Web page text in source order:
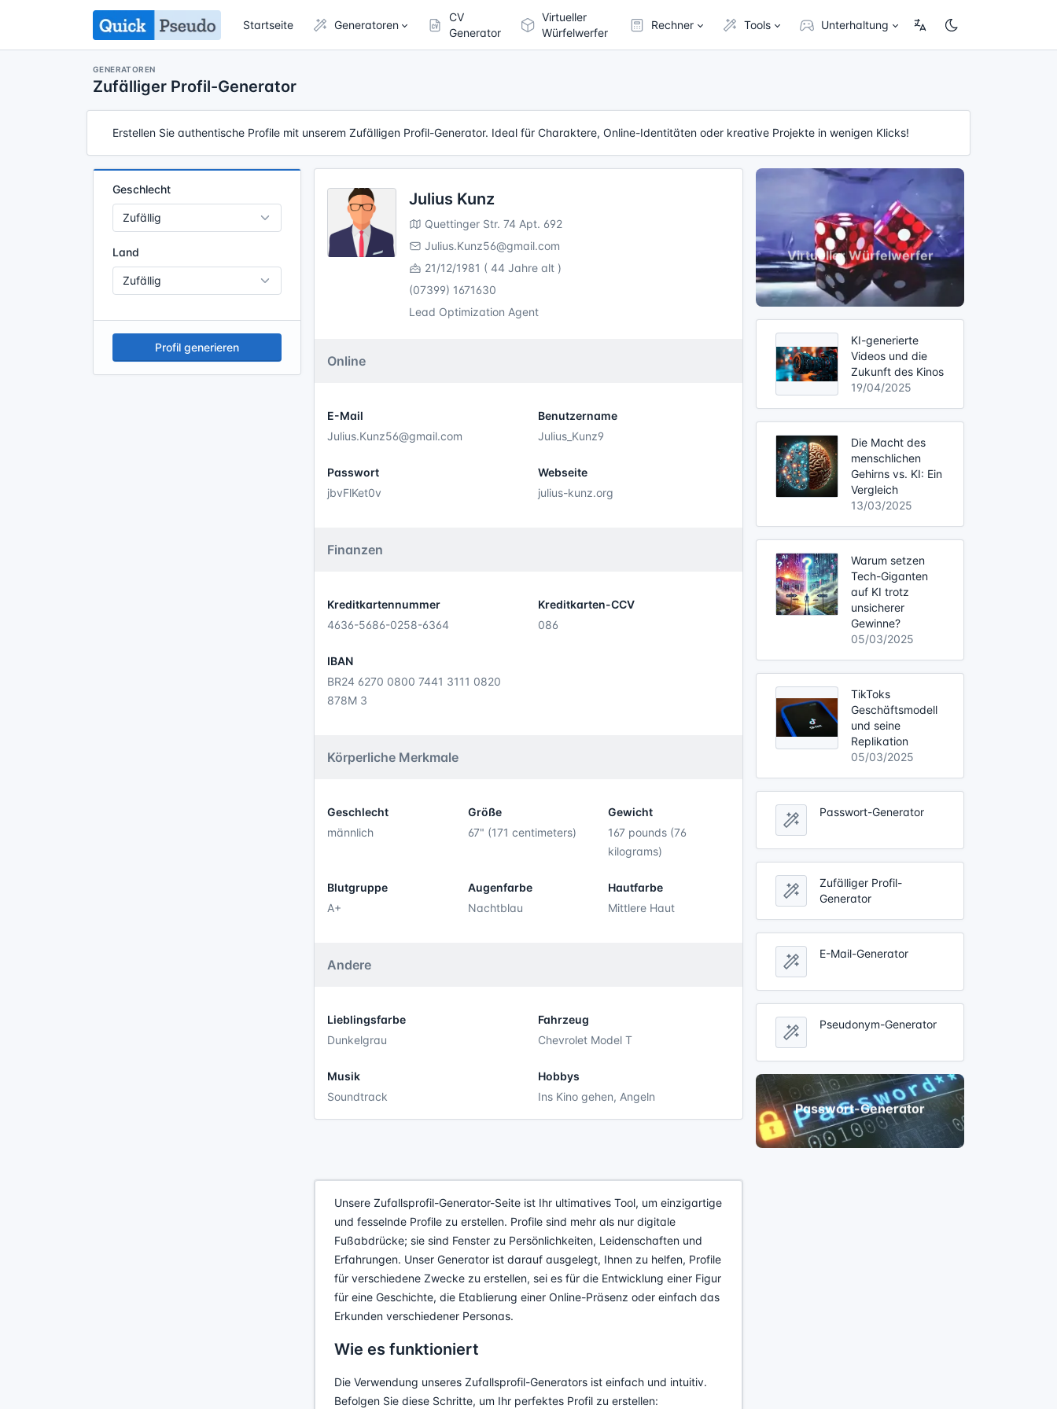
Startseite Generatoren
CV
Generator
Virtueller
Würfelwerfer
Rechner Tools Unterhaltung
GENERATOREN
Zufälliger Profil-Generator
Erstellen Sie authentische Profile mit unserem Zufälligen Profil-Generator. Ideal für Charaktere, Online-Identitäten oder kreative Projekte in wenigen Klicks!
Geschlecht
Land
Profil generieren
Julius Kunz
Quettinger Str. 74 Apt. 692
Julius.Kunz56@gmail.com
21/12/1981 ( 44 Jahre alt )
(07399) 1671630
Lead Optimization Agent
Online
E-Mail
Julius.Kunz56@gmail.com
Benutzername
Julius_Kunz9
Passwort
jbvFlKet0v
Webseite
julius-kunz.org
Finanzen
Kreditkartennummer
4636-5686-0258-6364
Kreditkarten-CCV
086
IBAN
BR24 6270 0800 7441 3111 0820
878M 3
Körperliche Merkmale
Geschlecht
männlich
Größe
67" (171 centimeters)
Gewicht
167 pounds (76
kilograms)
Blutgruppe
A+
Augenfarbe
Nachtblau
Hautfarbe
Mittlere Haut
Andere
Lieblingsfarbe
Dunkelgrau
Fahrzeug
Chevrolet Model T
Musik
Soundtrack
Hobbys
Ins Kino gehen, Angeln
Unsere Zufallsprofil-Generator-Seite ist Ihr ultimatives Tool, um einzigartige
und fesselnde Profile zu erstellen. Profile sind mehr als nur digitale
Fußabdrücke; sie sind Fenster zu Persönlichkeiten, Leidenschaften und
Erfahrungen. Unser Generator ist darauf ausgelegt, Ihnen zu helfen, Profile
für verschiedene Zwecke zu erstellen, sei es für die Entwicklung einer Figur
für eine Geschichte, die Etablierung einer Online-Präsenz oder einfach das
Erkunden verschiedener Personas.
Wie es funktioniert
Die Verwendung unseres Zufallsprofil-Generators ist einfach und intuitiv.
Befolgen Sie diese Schritte, um Ihr perfektes Profil zu erstellen:
KI-generierte
Videos und die
Zukunft des Kinos
19/04/2025
Die Macht des
menschlichen
Gehirns vs. KI: Ein
Vergleich
13/03/2025
Warum setzen
Tech-Giganten
auf KI trotz
unsicherer
Gewinne?
05/03/2025
TikToks
Geschäftsmodell
und seine
Replikation
05/03/2025
Passwort-Generator
Zufälliger Profil-
Generator
E-Mail-Generator
Pseudonym-Generator